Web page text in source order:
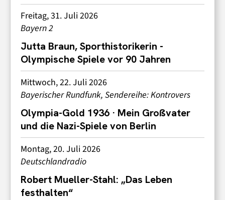
Freitag, 31. Juli 2026
Bayern 2
Jutta Braun, Sporthistorikerin -
Olympische Spiele vor 90 Jahren
Mittwoch, 22. Juli 2026
Bayerischer Rundfunk, Sendereihe: Kontrovers
Olympia-Gold 1936 · Mein Großvater
und die Nazi-Spiele von Berlin
Montag, 20. Juli 2026
Deutschlandradio
Robert Mueller-Stahl: „Das Leben
festhalten“